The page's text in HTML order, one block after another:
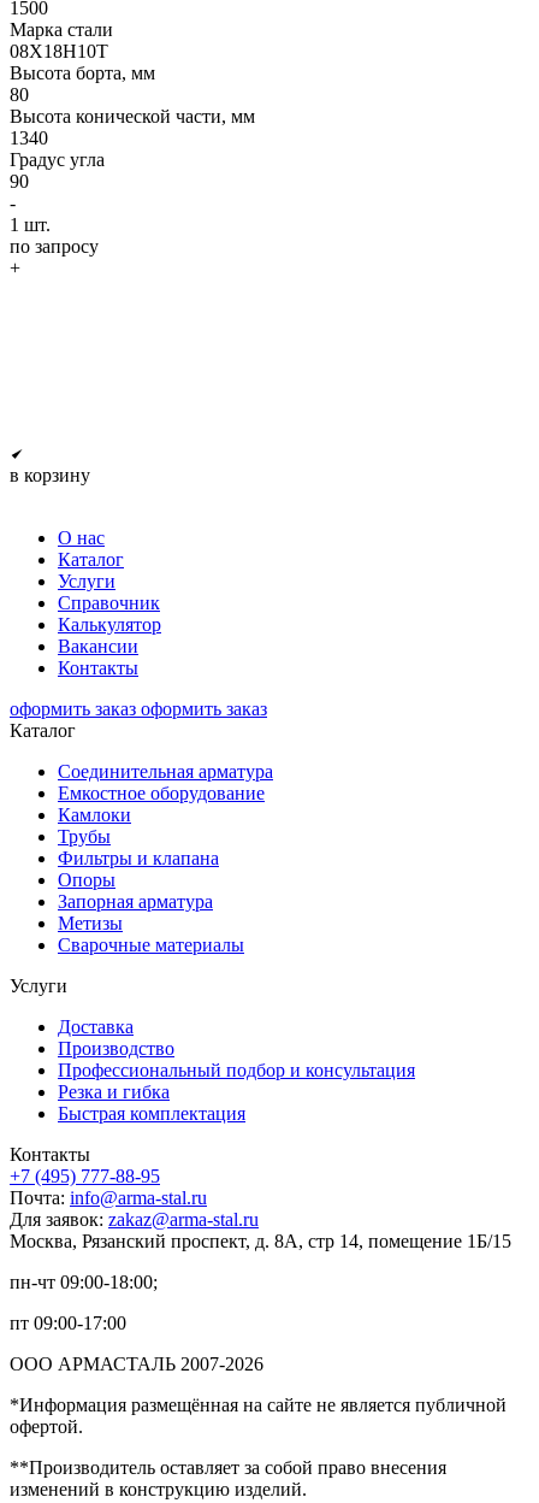
1500
Марка стали
08Х18Н10Т
Высота борта, мм
80
Высота конической части, мм
1340
Градус угла
90
-
1 шт.
по запросу
+
в корзину
О нас
Каталог
Услуги
Справочник
Калькулятор
Вакансии
Контакты
оформить заказ оформить заказ
Каталог
Соединительная арматура
Емкостное оборудование
Камлоки
Трубы
Фильтры и клапана
Опоры
Запорная арматура
Метизы
Сварочные материалы
Услуги
Доставка
Производство
Профессиональный подбор и консультация
Резка и гибка
Быстрая комплектация
Контакты
+7 (495) 777-88-95
Почта: info@arma-stal.ru
Для заявок: zakaz@arma-stal.ru
Москва, Рязанский проспект, д. 8А, стр 14, помещение 1Б/15
пн-чт 09:00-18:00;
пт 09:00-17:00
ООО АРМАСТАЛЬ 2007-2026
*Информация размещённая на сайте не является публичной
офертой.
**Производитель оставляет за собой право внесения
изменений в конструкцию изделий.